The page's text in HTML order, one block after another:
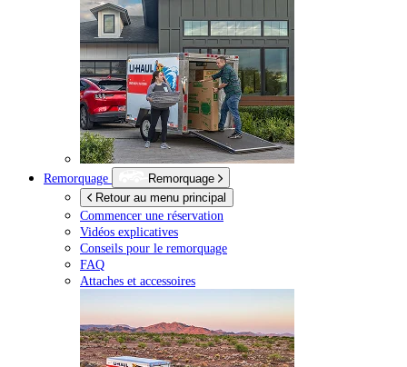
Remorquage
Remorquage
Retour au menu principal
Commencer une réservation
Vidéos explicatives
Conseils pour le remorquage
FAQ
Attaches et accessoires